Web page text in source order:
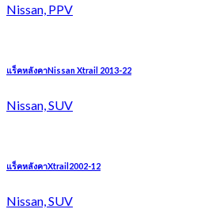
Nissan, PPV
แร็คหลังคาNissan Xtrail 2013-22
Nissan, SUV
แร็คหลังคาXtrail2002-12
Nissan, SUV